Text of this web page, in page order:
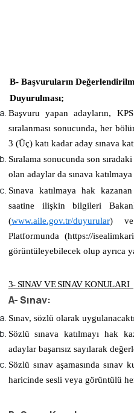
B- Başvuruların
Duyurulması;
Başvuru yapan adayların,
sıralanması sonucunda, her
3 (Üç) katı kadar aday sınava
Sıralama sonucunda son
olan adaylar da sınava
Sınava katılmaya hak
saatine ilişkin bilgileri
(www.aile.gov.tr/duyurular)ve
Platformunda (https://
görüntüleyebilecek olup ayrıca
3- SINAV VE SINAV KONULARI
A- Sınav:
Sınav, sözlü olarak
Sözlü sınava katılmayı hak
adaylar başarısız sayılarak
Sözlü sınav aşamasında sınav
haricinde sesli veya görüntülü